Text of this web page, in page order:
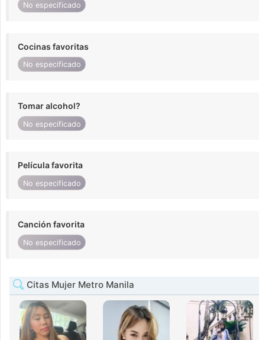
No especificado
Cocinas favoritas
No especificado
Tomar alcohol?
No especificado
Película favorita
No especificado
Canción favorita
No especificado
Citas Mujer Metro Manila